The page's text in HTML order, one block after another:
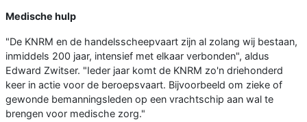
Medische hulp
"De KNRM en de handelsscheepvaart zijn al zolang wij bestaan,
inmiddels 200 jaar, intensief met elkaar verbonden", aldus
Edward Zwitser. "Ieder jaar komt de KNRM zo'n driehonderd
keer in actie voor de beroepsvaart. Bijvoorbeeld om zieke of
gewonde bemanningsleden op een vrachtschip aan wal te
brengen voor medische zorg."